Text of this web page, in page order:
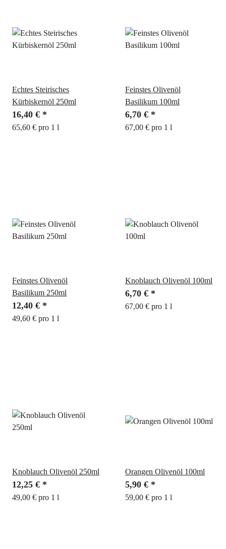
Echtes Steirisches
Kürbiskernöl 250ml
16,40 € *
65,60 € pro 1 l
Feinstes Olivenöl
Basilikum 100ml
6,70 € *
67,00 € pro 1 l
Feinstes Olivenöl
Basilikum 250ml
12,40 € *
49,60 € pro 1 l
Knoblauch Olivenöl 100ml
6,70 € *
67,00 € pro 1 l
Knoblauch Olivenöl 250ml
12,25 € *
49,00 € pro 1 l
Orangen Olivenöl 100ml
5,90 € *
59,00 € pro 1 l